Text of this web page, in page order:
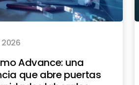
2026
Advance: una
que abre puertas